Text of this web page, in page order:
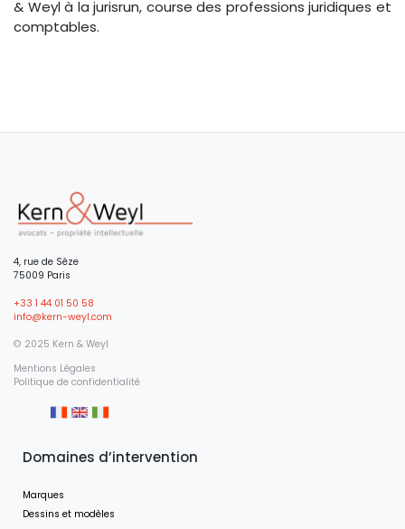
& Weyl à la jurisrun, course des professions juridiques et
comptables.
4, rue de Sèze
75009 Paris
+33 1 44 01 50 58
info@kern-weyl.com
© 2025 Kern & Weyl
Mentions Légales
Politique de confidentialité
Domaines d’intervention
Marques
Dessins et modèles